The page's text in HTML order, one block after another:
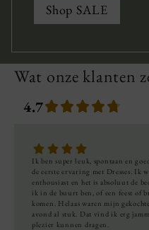
Shop SALE
Wat onze klanten
4.7
Ikben super leuk, spontaanen
deeersteervaring met Dresses. Ik
enthousiast en het is absoluutde
ik inde buurt ben,of een feest of
komen. Helaas waren mijngekochte
avond al stuk. Dat vind ik erg
plezier kunnen dragen.